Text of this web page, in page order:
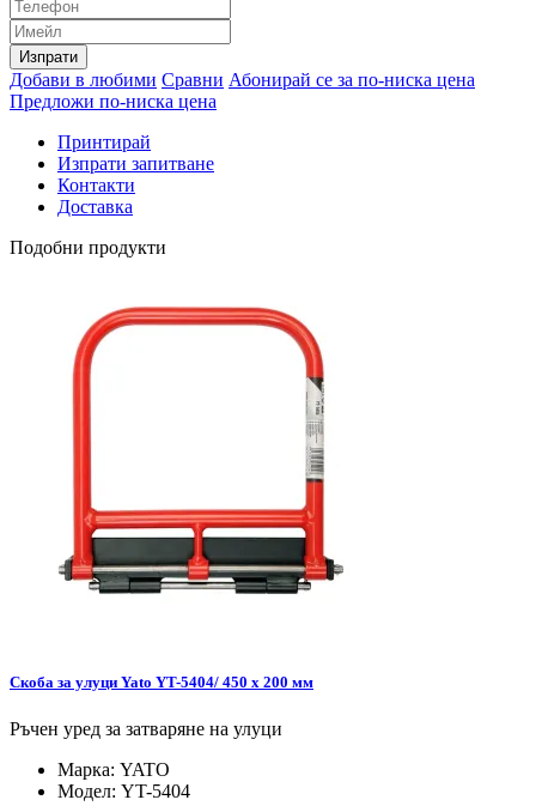
Изпрати
Добави в любими Сравни Абонирай се за по-ниска цена
Предложи по-ниска цена
Принтирай
Изпрати запитване
Контакти
Доставка
Подобни продукти
Скоба за улуци Yato YT-5404/ 450 x 200 мм
Ръчен уред за затваряне на улуци
Марка: YATO
Модел: YT-5404